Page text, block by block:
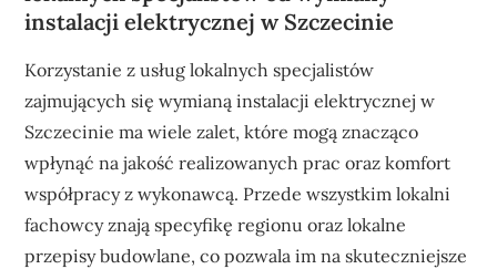
instalacji elektrycznej w Szczecinie
Korzystanie z usług lokalnych specjalistów
zajmujących się wymianą instalacji elektrycznej w
Szczecinie ma wiele zalet, które mogą znacząco
wpłynąć na jakość realizowanych prac oraz komfort
współpracy z wykonawcą. Przede wszystkim lokalni
fachowcy znają specyfikę regionu oraz lokalne
przepisy budowlane, co pozwala im na skuteczniejsze